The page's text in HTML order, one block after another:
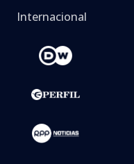
Internacional